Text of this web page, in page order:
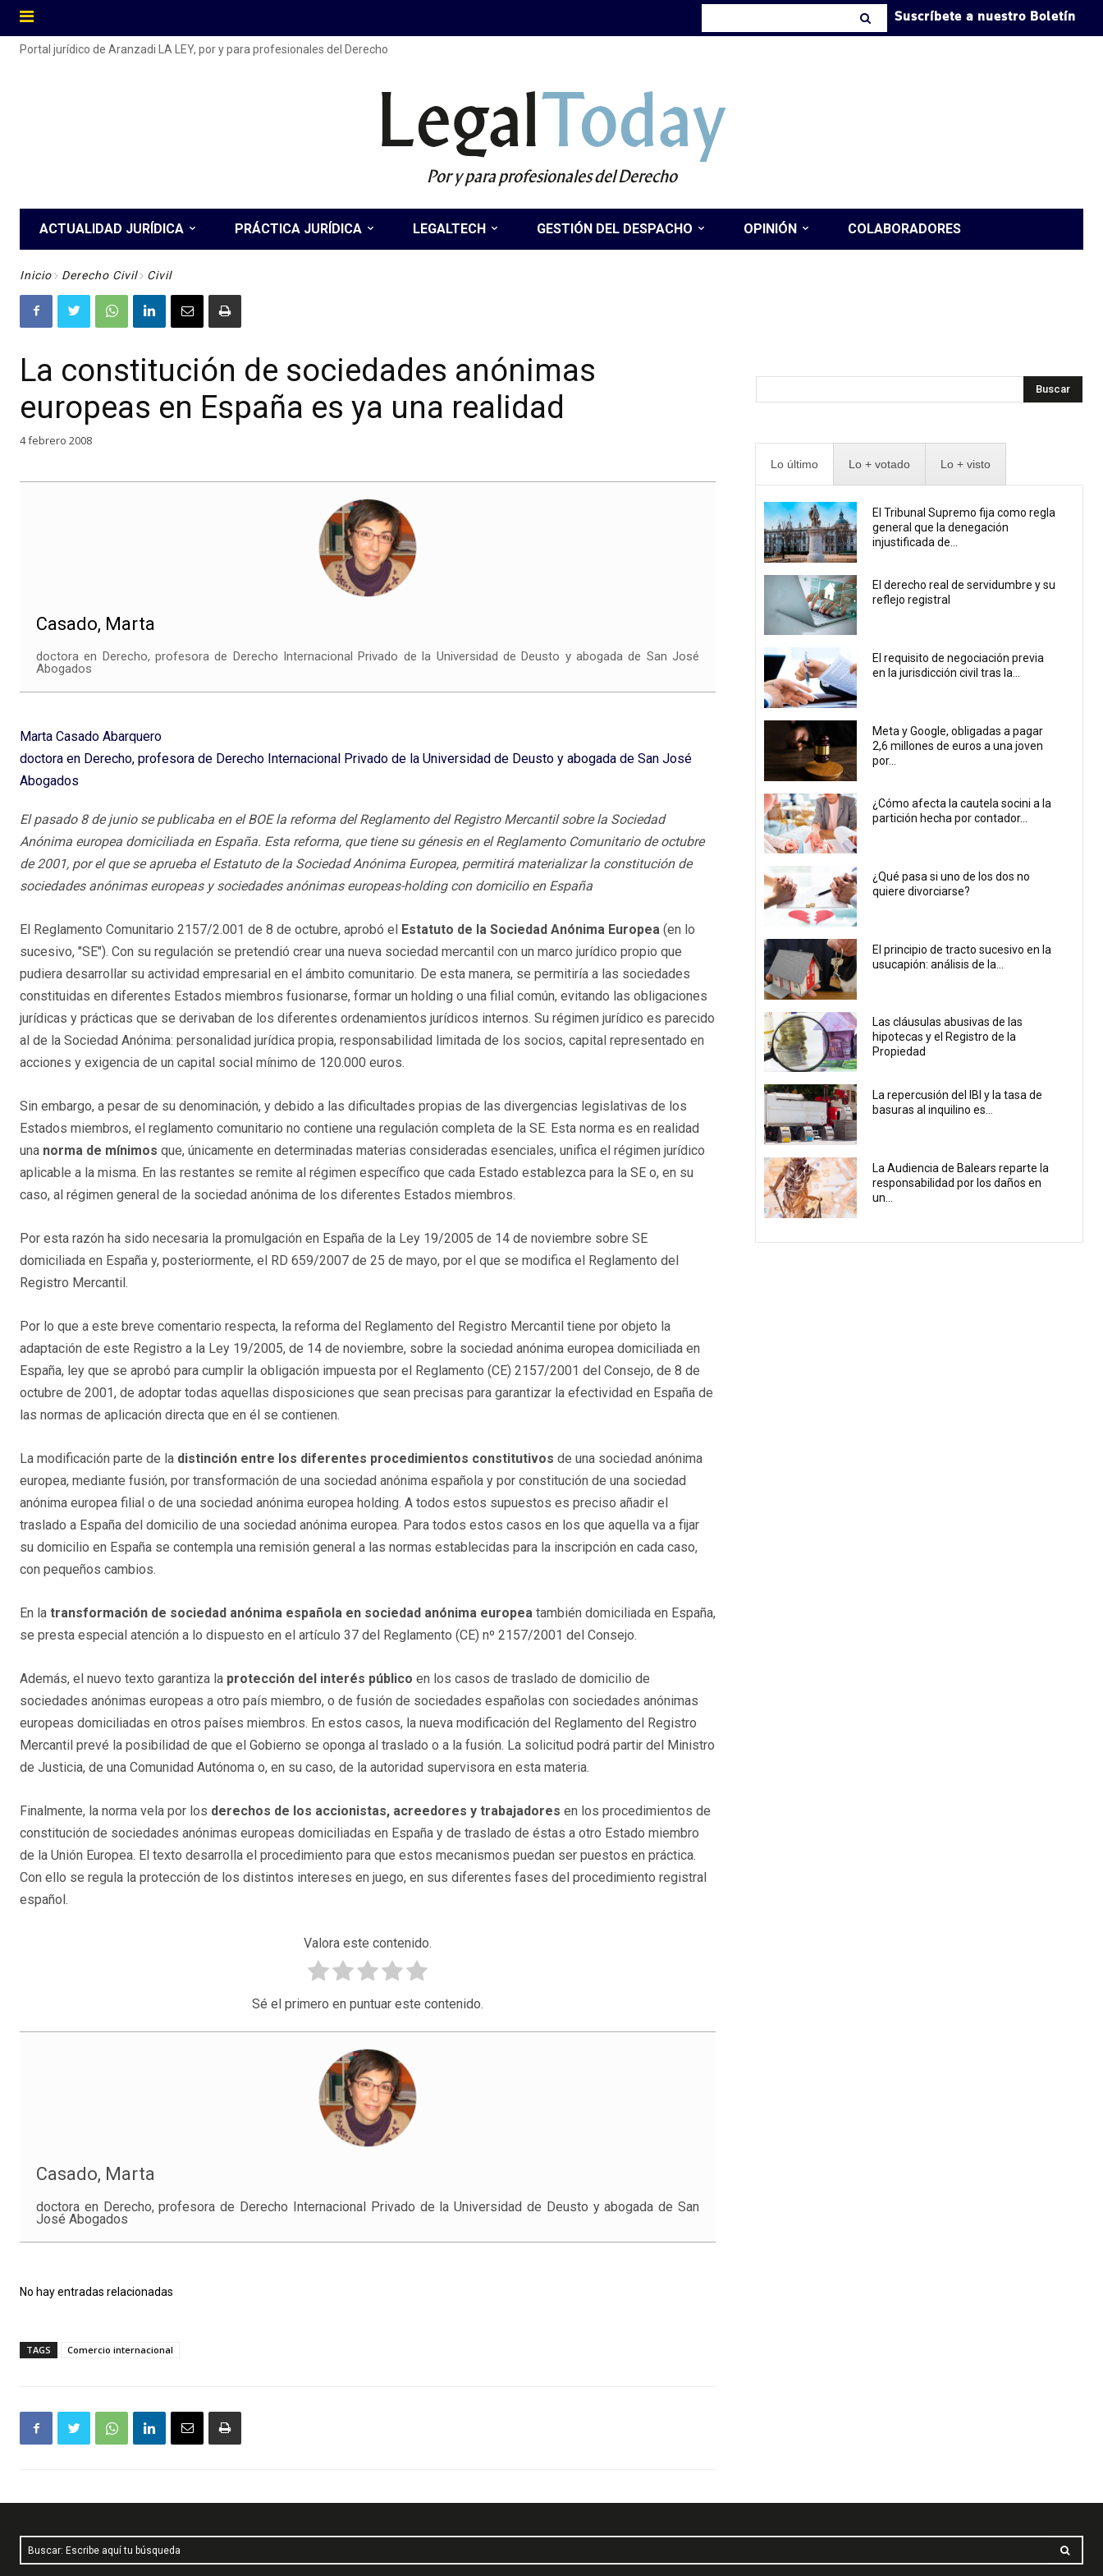
Suscríbete a nuestro Boletín
Portal jurídico de Aranzadi LA LEY, por y para profesionales del Derecho
LegalToday
Por y para profesionales del Derecho
ACTUALIDAD JURÍDICA PRÁCTICA JURÍDICA LEGALTECH GESTIÓN DEL DESPACHO OPINIÓN COLABORADORES
Inicio Derecho Civil Civil
La constitución de sociedades anónimas
europeas en España es ya una realidad
4 febrero 2008
Casado, Marta
doctora en Derecho, profesora de Derecho Internacional Privado de la Universidad de Deusto y abogada de San José
Abogados
Marta Casado Abarquero
doctora en Derecho, profesora de Derecho Internacional Privado de la Universidad de Deusto y abogada de San José
Abogados
El pasado 8 de junio se publicaba en el BOE la reforma del Reglamento del Registro Mercantil sobre la Sociedad
Anónima europea domiciliada en España. Esta reforma, que tiene su génesis en el Reglamento Comunitario de octubre
de 2001, por el que se aprueba el Estatuto de la Sociedad Anónima Europea, permitirá materializar la constitución de
sociedades anónimas europeas y sociedades anónimas europeas-holding con domicilio en España
El Reglamento Comunitario 2157/2.001 de 8 de octubre, aprobó el Estatuto de la Sociedad Anónima Europea (en lo
sucesivo, "SE"). Con su regulación se pretendió crear una nueva sociedad mercantil con un marco jurídico propio que
pudiera desarrollar su actividad empresarial en el ámbito comunitario. De esta manera, se permitiría a las sociedades
constituidas en diferentes Estados miembros fusionarse, formar un holding o una filial común, evitando las obligaciones
jurídicas y prácticas que se derivaban de los diferentes ordenamientos jurídicos internos. Su régimen jurídico es parecido
al de la Sociedad Anónima: personalidad jurídica propia, responsabilidad limitada de los socios, capital representado en
acciones y exigencia de un capital social mínimo de 120.000 euros.
Sin embargo, a pesar de su denominación, y debido a las dificultades propias de las divergencias legislativas de los
Estados miembros, el reglamento comunitario no contiene una regulación completa de la SE. Esta norma es en realidad
una norma de mínimos que, únicamente en determinadas materias consideradas esenciales, unifica el régimen jurídico
aplicable a la misma. En las restantes se remite al régimen específico que cada Estado establezca para la SE o, en su
caso, al régimen general de la sociedad anónima de los diferentes Estados miembros.
Por esta razón ha sido necesaria la promulgación en España de la Ley 19/2005 de 14 de noviembre sobre SE
domiciliada en España y, posteriormente, el RD 659/2007 de 25 de mayo, por el que se modifica el Reglamento del
Registro Mercantil.
Por lo que a este breve comentario respecta, la reforma del Reglamento del Registro Mercantil tiene por objeto la
adaptación de este Registro a la Ley 19/2005, de 14 de noviembre, sobre la sociedad anónima europea domiciliada en
España, ley que se aprobó para cumplir la obligación impuesta por el Reglamento (CE) 2157/2001 del Consejo, de 8 de
octubre de 2001, de adoptar todas aquellas disposiciones que sean precisas para garantizar la efectividad en España de
las normas de aplicación directa que en él se contienen.
La modificación parte de la distinción entre los diferentes procedimientos constitutivos de una sociedad anónima
europea, mediante fusión, por transformación de una sociedad anónima española y por constitución de una sociedad
anónima europea filial o de una sociedad anónima europea holding. A todos estos supuestos es preciso añadir el
traslado a España del domicilio de una sociedad anónima europea. Para todos estos casos en los que aquella va a fijar
su domicilio en España se contempla una remisión general a las normas establecidas para la inscripción en cada caso,
con pequeños cambios.
En la transformación de sociedad anónima española en sociedad anónima europea también domiciliada en España,
se presta especial atención a lo dispuesto en el artículo 37 del Reglamento (CE) nº 2157/2001 del Consejo.
Además, el nuevo texto garantiza la protección del interés público en los casos de traslado de domicilio de
sociedades anónimas europeas a otro país miembro, o de fusión de sociedades españolas con sociedades anónimas
europeas domiciliadas en otros países miembros. En estos casos, la nueva modificación del Reglamento del Registro
Mercantil prevé la posibilidad de que el Gobierno se oponga al traslado o a la fusión. La solicitud podrá partir del Ministro
de Justicia, de una Comunidad Autónoma o, en su caso, de la autoridad supervisora en esta materia.
Finalmente, la norma vela por los derechos de los accionistas, acreedores y trabajadores en los procedimientos de
constitución de sociedades anónimas europeas domiciliadas en España y de traslado de éstas a otro Estado miembro
de la Unión Europea. El texto desarrolla el procedimiento para que estos mecanismos puedan ser puestos en práctica.
Con ello se regula la protección de los distintos intereses en juego, en sus diferentes fases del procedimiento registral
español.
Valora este contenido.
Sé el primero en puntuar este contenido.
Casado, Marta
doctora en Derecho, profesora de Derecho Internacional Privado de la Universidad de Deusto y abogada de San
José Abogados
No hay entradas relacionadas
TAGS Comercio internacional
Buscar
Lo último Lo + votado Lo + visto
El Tribunal Supremo fija como regla
general que la denegación
injustificada de...
El derecho real de servidumbre y su
reflejo registral
El requisito de negociación previa
en la jurisdicción civil tras la...
Meta y Google, obligadas a pagar
2,6 millones de euros a una joven
por...
¿Cómo afecta la cautela socini a la
partición hecha por contador...
¿Qué pasa si uno de los dos no
quiere divorciarse?
El principio de tracto sucesivo en la
usucapión: análisis de la...
Las cláusulas abusivas de las
hipotecas y el Registro de la
Propiedad
La repercusión del IBI y la tasa de
basuras al inquilino es...
La Audiencia de Balears reparte la
responsabilidad por los daños en
un...
Buscar: Escribe aquí tu búsqueda